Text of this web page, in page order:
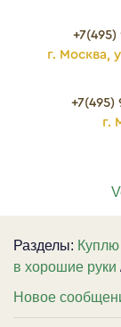
г. Москва,
г.
Разделы: Куплю
в хорошие руки
Новое